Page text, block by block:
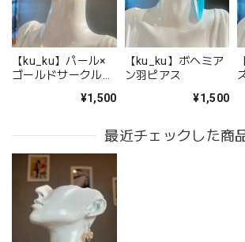
2022/03/21
水着E
2021/07/03
【ku_ku】パール×
ゴールドサークルピ
¥1,500
【ku_ku】ボヘミア
ン羽ピアス
¥1,500
最近チェックした商